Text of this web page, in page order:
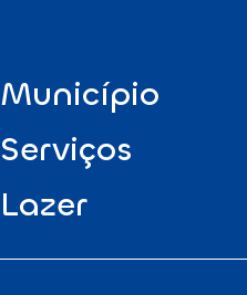
Município
Serviços
Lazer